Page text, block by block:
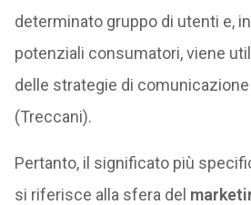
determinato gruppo di utenti e,
potenziali consumatori, viene
delle strategie di
(Treccani).
Pertanto, il significato più
si riferisce alla sfera del